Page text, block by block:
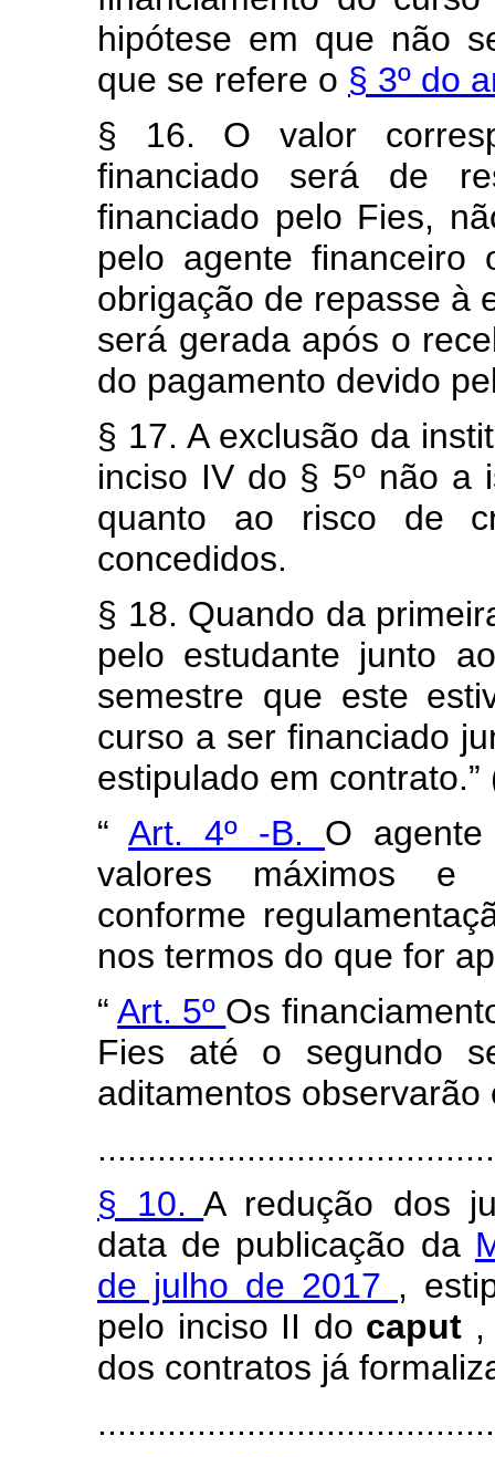
hipótese em que não
que se refere o § 3º do
§ 16. O valor
financiado será de
financiado pelo Fies,
pelo agente
obrigação de repasse à
será gerada após o
do pagamento devido
§ 17. A exclusão da
inciso IV do § 5º não a
quanto ao risco de
concedidos.
§ 18. Quando da
pelo estudante junto
semestre que este
curso a ser financiado
estipulado em contrato.”
“ Art. 4º -B. O agente
valores máximos e
conforme
nos termos do que for
“Art. 5º Os
Fies até o segundo
aditamentos observarão
§ 10.A redução dos
data de publicação da
de julho de 2017 ,
pelo inciso II do caput
dos contratos já